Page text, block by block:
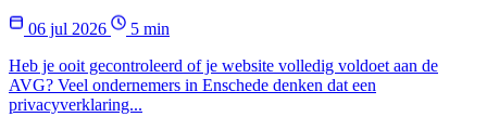
06 jul 2026
5 min
Heb je ooit gecontroleerd of je website volledig voldoet aan de
AVG? Veel ondernemers in Enschede denken dat een
privacyverklaring...